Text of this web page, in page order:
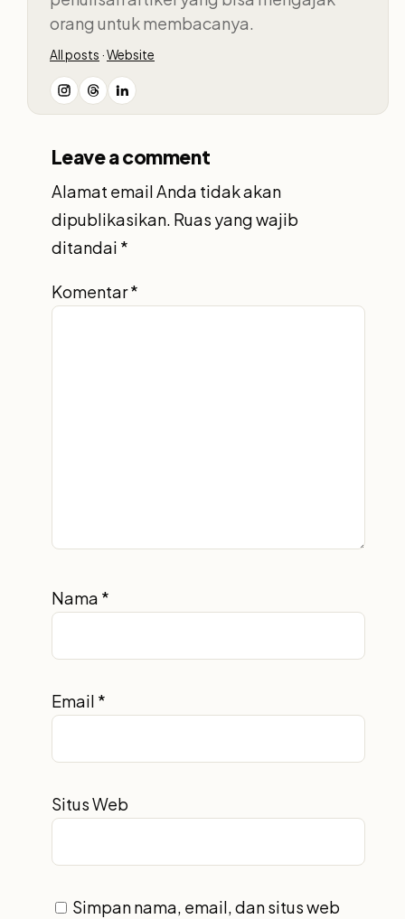
orang untuk membacanya.
All posts ·Website
Leave a comment
Alamat email Anda tidak akan
dipublikasikan. Ruas yang wajib
ditandai *
Komentar*
Nama *
Email *
Situs Web
Simpan nama, email, dan situs web